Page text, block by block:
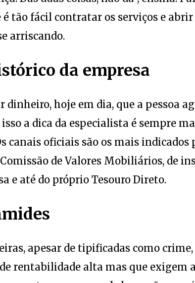
é tão fácil contratar os serviços e abrir
arriscando.
da empresa
isso a dica da especialista é sempre
canais oficiais são os mais indicados
Comissão de Valores Mobiliários, de
e até do próprio Tesouro Direto.
de rentabilidade alta mas que exigem a
manter a margem de lucro são as